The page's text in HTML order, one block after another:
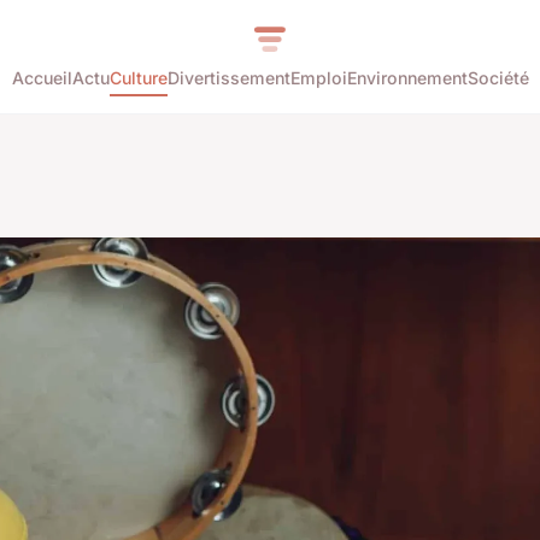
AccueilActuCultureDivertissementEmploiEnvironnementSociété